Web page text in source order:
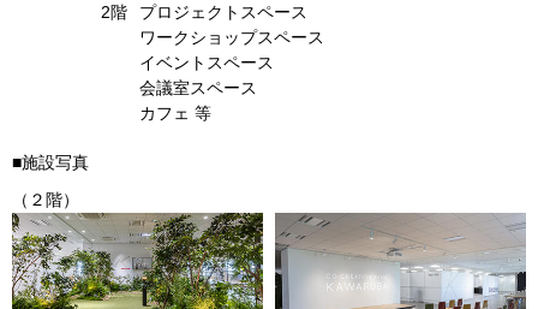
2階
プロジェクトスペース
ワークショップスペース
イベントスペース
会議室スペース
カフェ 等
■施設写真
（２階）